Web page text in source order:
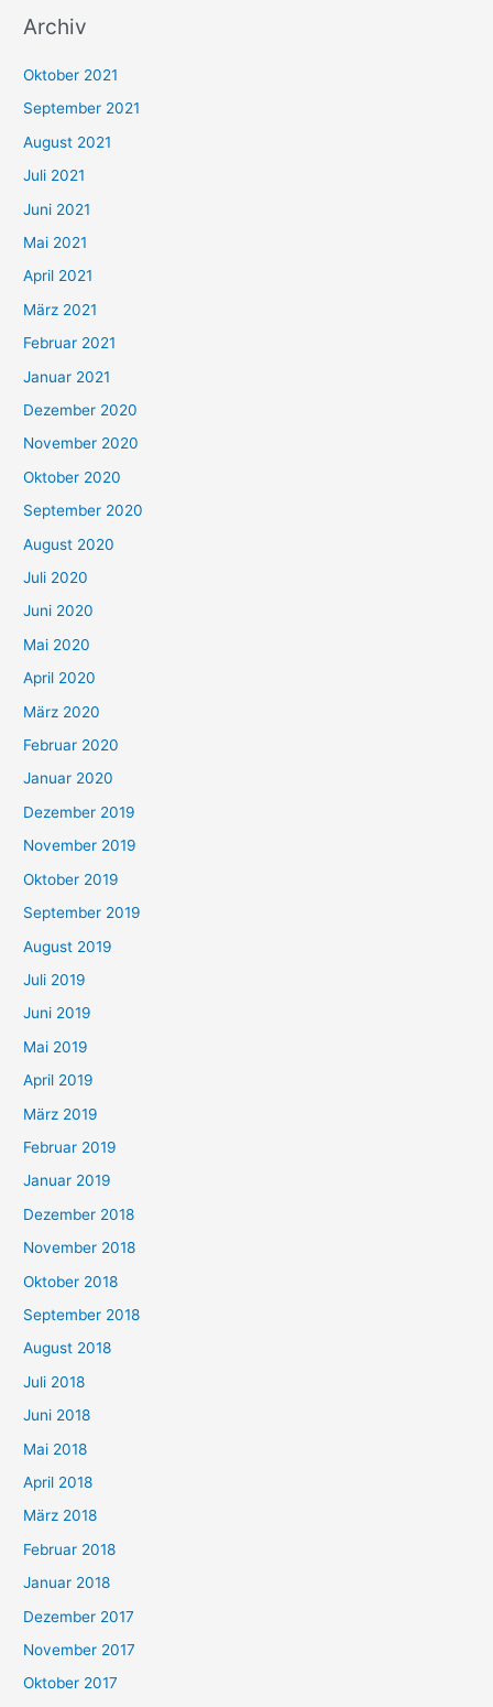
c
n
n
a
c
h
:
Archiv
Oktober 2021
September 2021
August 2021
Juli 2021
Juni 2021
Mai 2021
April 2021
März 2021
Februar 2021
Januar 2021
Dezember 2020
November 2020
Oktober 2020
September 2020
August 2020
Juli 2020
Juni 2020
Mai 2020
April 2020
März 2020
Februar 2020
Januar 2020
Dezember 2019
November 2019
Oktober 2019
September 2019
August 2019
Juli 2019
Juni 2019
Mai 2019
April 2019
März 2019
Februar 2019
Januar 2019
Dezember 2018
November 2018
Oktober 2018
September 2018
August 2018
Juli 2018
Juni 2018
Mai 2018
April 2018
März 2018
Februar 2018
Januar 2018
Dezember 2017
November 2017
Oktober 2017